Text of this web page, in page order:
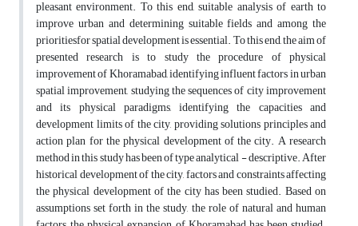
pleasant environment. To this end, suitable analysis of earth to
improve urban and determining suitable fields‌ and among the
prioritiesfor spatial development is essential. To this end, the aim of
presented research is to study the procedure of physical
improvement of Khoramabad, identifying influent factors in urban
spatial improvement, studying the sequences of city improvement
and its physical paradigms, identifying the capacities and
development limits of the city, providing solutions principles and
action plan for the physical development of the city. A research
method in this study has been of type analytical - descriptive. After
historical development of the city, factors and constraints affecting
the physical development of the city has been studied. Based on
assumptions set forth in the study, the role of natural and human